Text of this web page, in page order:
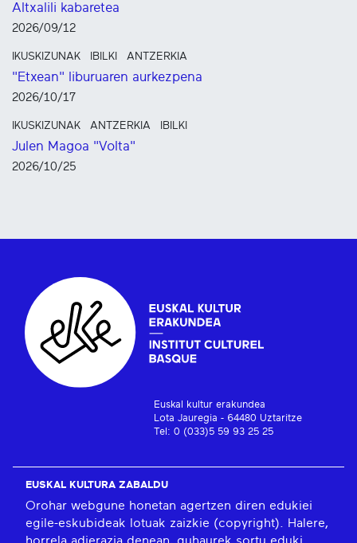
Altxalili kabaretea
2026/09/12
IKUSKIZUNAK IBILKI ANTZERKIA
"Etxean" liburuaren aurkezpena
2026/10/17
IKUSKIZUNAK ANTZERKIA IBILKI
Julen Magoa "Volta"
2026/10/25
Euskal kultur erakundea
Lota Jauregia - 64480 Uztaritze
Tel: 0 (033)5 59 93 25 25
EUSKAL KULTURA ZABALDU
Orohar webgune honetan agertzen diren edukiei
egile-eskubideak lotuak zaizkie (copyright). Halere,